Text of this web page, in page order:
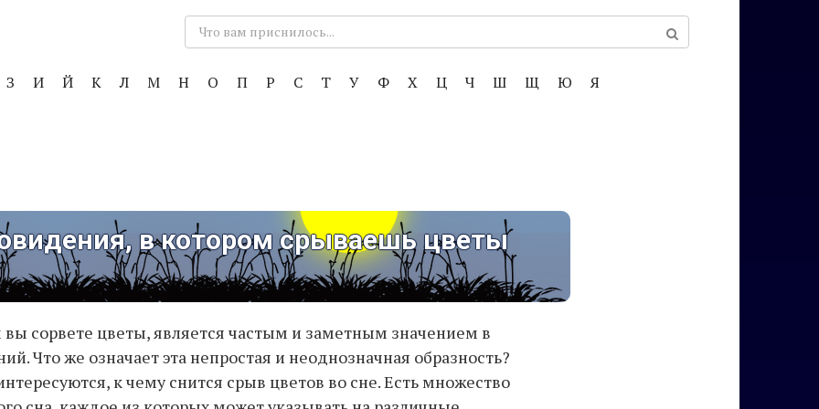
Поиск:
З И Й К Л М Н О П Р С Т У Ф Х Ц Ч Ш Щ Ю Я
в котором срываешь цветы
вы сорвете цветы, является частым и заметным значением в
Что же означает эта непростая и неоднозначная образность?
к чему снится срыв цветов во сне. Есть множество